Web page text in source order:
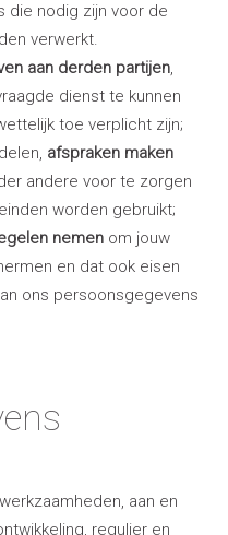
die nodig zijn voor de
verwerkt.
aan derden partijen,
dienst te kunnen
toe verplicht zijn;
afspraken maken
andere voor te zorgen
worden gebruikt;
nemen om jouw
en dat ook eisen
ons persoonsgegevens
aan en
regulier en